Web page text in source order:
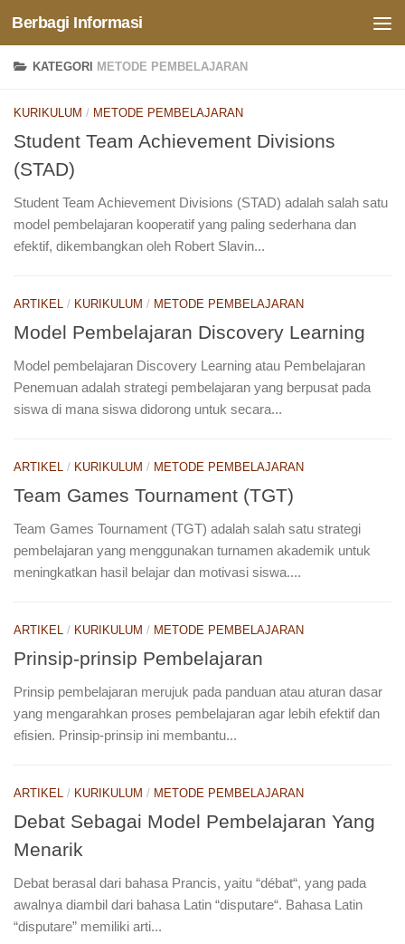
Skip to content
Berbagi Informasi
KATEGORI METODE PEMBELAJARAN
KURIKULUM / METODE PEMBELAJARAN
Student Team Achievement Divisions
(STAD)
Student Team Achievement Divisions (STAD) adalah salah satu
model pembelajaran kooperatif yang paling sederhana dan
efektif, dikembangkan oleh Robert Slavin...
ARTIKEL / KURIKULUM / METODE PEMBELAJARAN
Model Pembelajaran Discovery Learning
Model pembelajaran Discovery Learning atau Pembelajaran
Penemuan adalah strategi pembelajaran yang berpusat pada
siswa di mana siswa didorong untuk secara...
ARTIKEL / KURIKULUM / METODE PEMBELAJARAN
Team Games Tournament (TGT)
Team Games Tournament (TGT) adalah salah satu strategi
pembelajaran yang menggunakan turnamen akademik untuk
meningkatkan hasil belajar dan motivasi siswa....
ARTIKEL / KURIKULUM / METODE PEMBELAJARAN
Prinsip-prinsip Pembelajaran
Prinsip pembelajaran merujuk pada panduan atau aturan dasar
yang mengarahkan proses pembelajaran agar lebih efektif dan
efisien. Prinsip-prinsip ini membantu...
ARTIKEL / KURIKULUM / METODE PEMBELAJARAN
Debat Sebagai Model Pembelajaran Yang
Menarik
Debat berasal dari bahasa Prancis, yaitu “débat“, yang pada
awalnya diambil dari bahasa Latin “disputare“. Bahasa Latin
“disputare” memiliki arti...